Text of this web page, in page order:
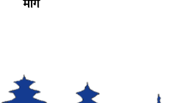
माग